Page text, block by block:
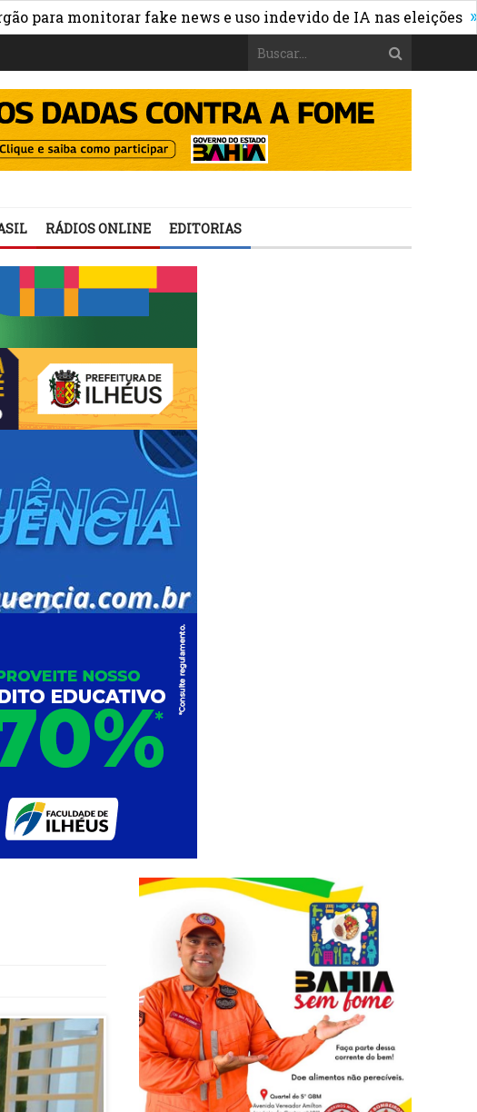
monitorar fake news e uso indevido de IA nas eleições »
RÁDIOS ONLINE EDITORIAS